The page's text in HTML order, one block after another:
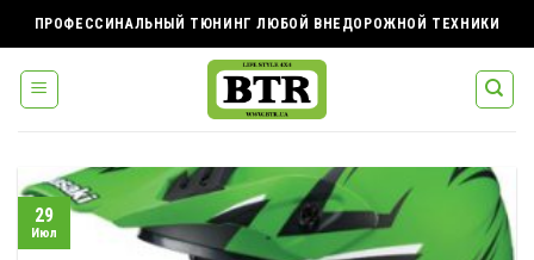
to
content
ПРОФЕССИНАЛЬНЫЙ ТЮНИНГ ЛЮБОЙ ВНЕДОРОЖНОЙ ТЕХНИКИ
29
Июл